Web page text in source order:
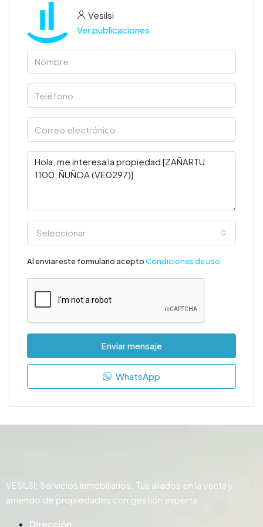
Vesilsi
Ver publicaciones
Seleccionar
Al enviar este formulario aceptoCondiciones de uso
Enviar mensaje
WhatsApp
VESILSI: Servicios inmobiliarios. Tus aliados en la venta y
arriendo de propiedades con gestión experta.
Dirección: